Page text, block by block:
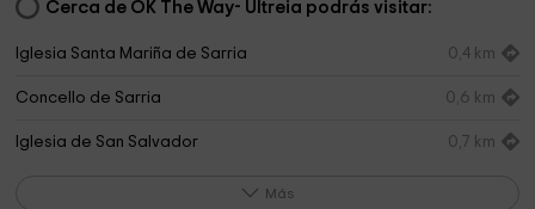
Cerca de OK The Way- Ultreia podrás visitar:
Iglesia Santa Mariña de Sarria 0,4 km
Concello de Sarria 0,6 km
Iglesia de San Salvador 0,7 km
Más